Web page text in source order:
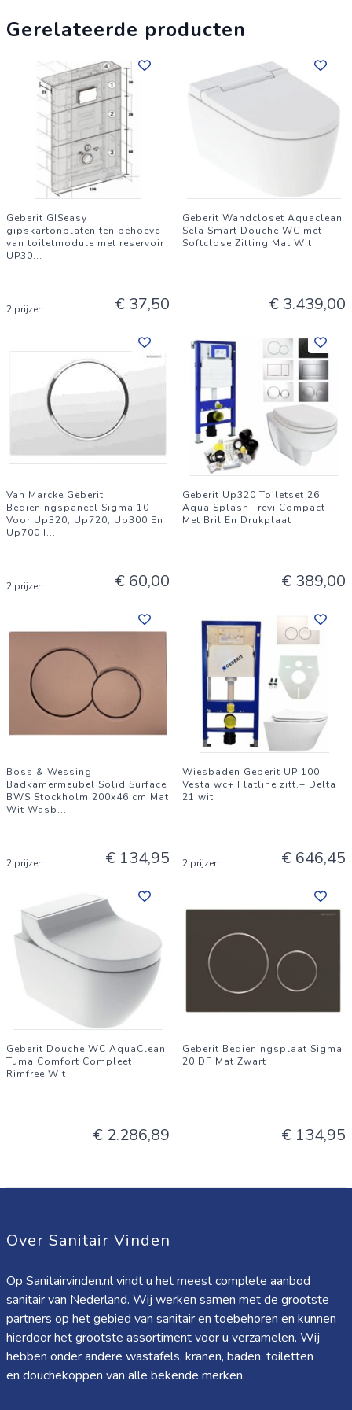
Gerelateerde producten
Geberit GISeasy
gipskartonplaten ten behoeve
van toiletmodule met reservoir
UP30...
2 prijzen € 37,50
Geberit Wandcloset Aquaclean
Sela Smart Douche WC met
Softclose Zitting Mat Wit
€ 3.439,00
Van Marcke Geberit
Bedieningspaneel Sigma 10
Voor Up320, Up720, Up300 En
Up700 I...
2 prijzen € 60,00
Geberit Up320 Toiletset 26
Aqua Splash Trevi Compact
Met Bril En Drukplaat
€ 389,00
Boss & Wessing
Badkamermeubel Solid Surface
BWS Stockholm 200x46 cm Mat
Wit Wasb...
2 prijzen € 134,95
Wiesbaden Geberit UP 100
Vesta wc+ Flatline zitt.+ Delta
21 wit
2 prijzen € 646,45
Geberit Douche WC AquaClean
Tuma Comfort Compleet
Rimfree Wit
€ 2.286,89
Geberit Bedieningsplaat Sigma
20 DF Mat Zwart
€ 134,95
Over Sanitair Vinden
Op Sanitairvinden.nl vindt u het meest complete aanbod
sanitair van Nederland. Wij werken samen met de grootste
partners op het gebied van sanitair en toebehoren en kunnen
hierdoor het grootste assortiment voor u verzamelen. Wij
hebben onder andere wastafels, kranen, baden, toiletten
en douchekoppen van alle bekende merken.